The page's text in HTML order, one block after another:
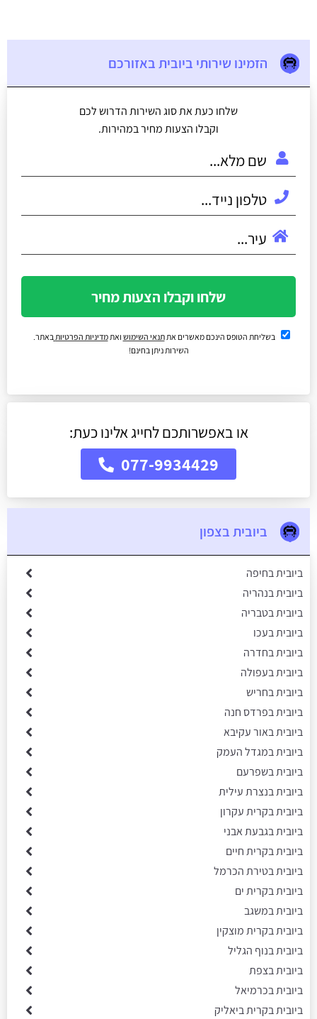
הזמינו שירותי ביובית באזורכם
שלחו כעת את סוג השירות הדרוש לכם
וקבלו הצעות מחיר במהירות.
שלחו וקבלו הצעות מחיר
בשליחת הטופס הינכם מאשרים אתתנאי השימוש ואתמדיניות הפרטיותבאתר.
השירות ניתן בחינם!
או באפשרותכם לחייג אלינו כעת:
077-9934429
ביובית בצפון
ביובית בחיפה
ביובית בנהריה
ביובית בטבריה
ביובית בעכו
ביובית בחדרה
ביובית בעפולה
ביובית בחריש
ביובית בפרדס חנה
ביובית באור עקיבא
ביובית במגדל העמק
ביובית בשפרעם
ביובית בנצרת עילית
ביובית בקרית עקרון
ביובית בגבעת אבני
ביובית בקרית חיים
ביובית בטירת הכרמל
ביובית בקרית ים
ביובית במשגב
ביובית בקרית מוצקין
ביובית בנוף הגליל
ביובית בצפת
ביובית בכרמיאל
ביובית בקרית ביאליק